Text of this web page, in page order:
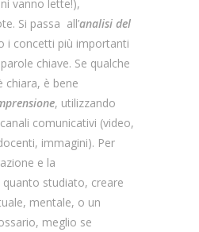
vanno lette!),
Si passa all’analisi del
i concetti più importanti
chiave. Se qualche
chiara, è bene
, utilizzando
comunicativi (video,
immagini). Per
e la
studiato, creare
mentale, o un
meglio se